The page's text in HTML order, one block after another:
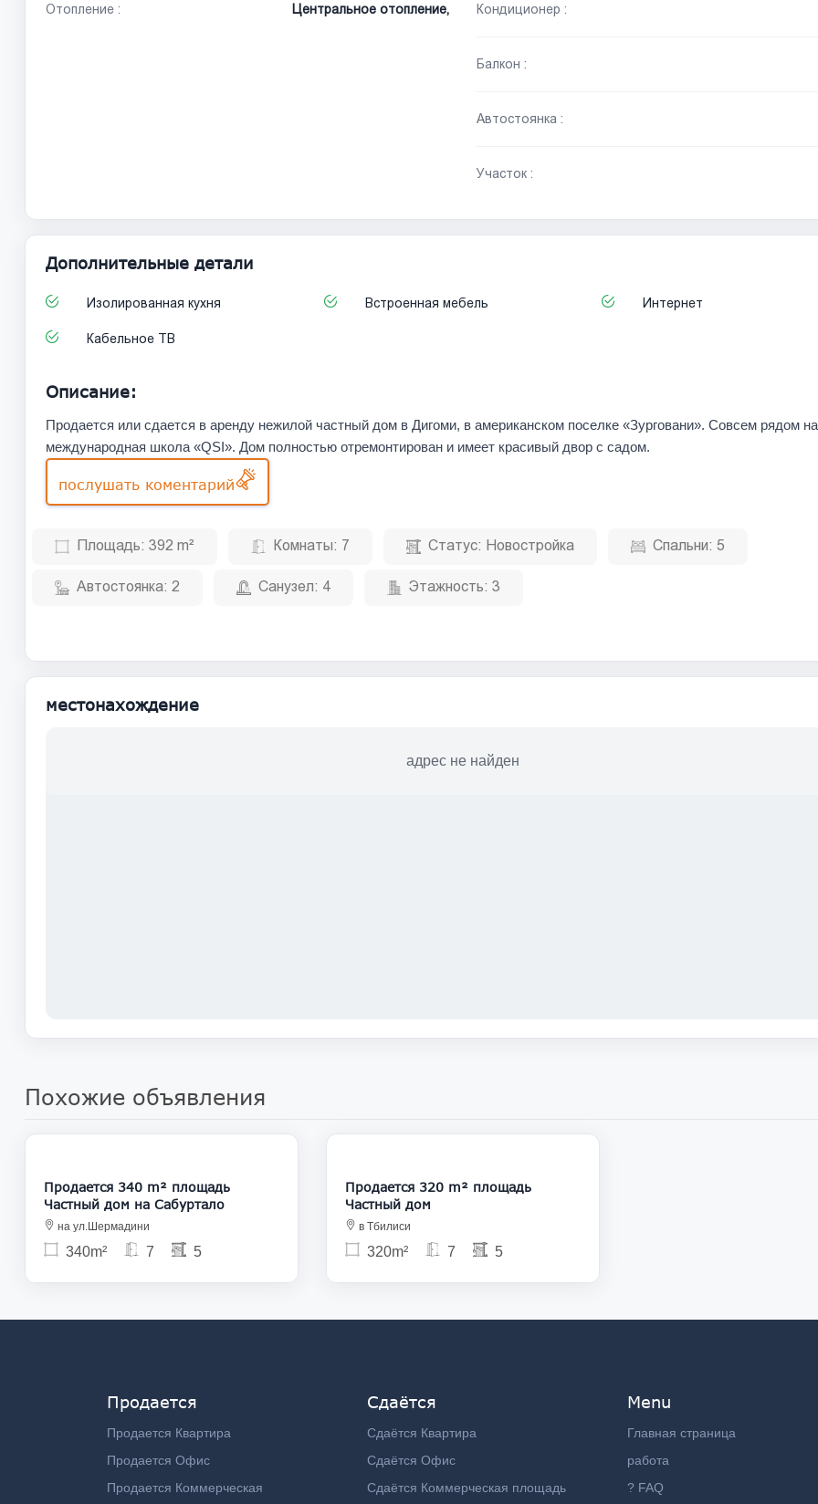
Отопление : Центральное отопление, Кондиционер :
Балкон :
Автостоянка :
Участок :
Дополнительные детали
Изолированная кухня Встроенная мебель Интернет
Кабельное ТВ
Описание:
Продается или сдается в аренду нежилой частный дом в Дигоми, в американском поселке «Зурговани». Совсем рядом
международная школа «QSI». Дом полностью отремонтирован и имеет красивый двор с садом.
послушать коментарий
Площадь: 392 m² Комнаты: 7 Статус: Новостройка Спальни: 5
Автостоянка: 2 Санузел: 4 Этажность: 3
местонахождение
адрес не найден
Похожие объявления
445 000
Продается 340 m² площадь
Частный дом на Сабуртало
на ул.Шермадини
340m² 7 5
455 000
Продается 320 m² площадь
Частный дом
в Тбилиси
320m² 7 5
Продается
Продается Квартира
Продается Офис
Продается Коммерческая
Сдаётся
Сдаётся Квартира
Сдаётся Офис
Сдаётся Коммерческая площадь
Menu
Главная страница
работа
? FAQ